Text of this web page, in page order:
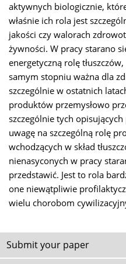
aktywnych biologicznie,
właśnie ich rola jest
jakości czy walorach
żywności. W pracy starano
energetyczną rolę
samym stopniu ważna dla
szczególnie w ostatnich
produktów przemysłowo
szczególnie tych
uwagę na szczególną rolę
wchodzących w skład
nienasyconych w pracy
przedstawić. Jest to rola
one niewątpliwie
wielu chorobom
Submit your paper